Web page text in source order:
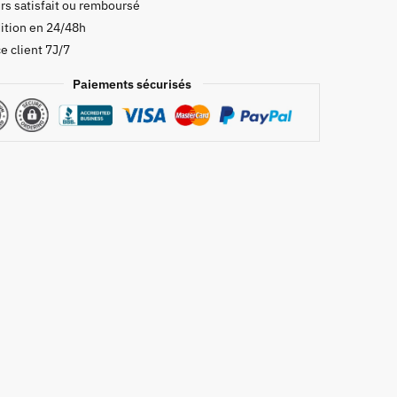
satisfait ou remboursé
en 24/48h
client 7J/7
Paiements sécurisés